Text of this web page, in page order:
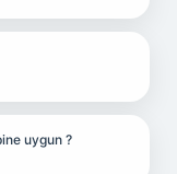
uygun ?